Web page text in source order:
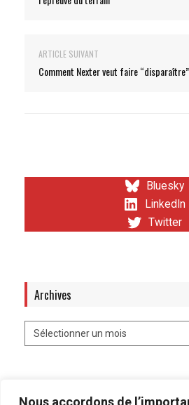
Nous accordons de
ARTICLE SUIVANT
Comment Nexter veut faire “disparaître”
Bluesky
LinkedIn
Twitter
Archives